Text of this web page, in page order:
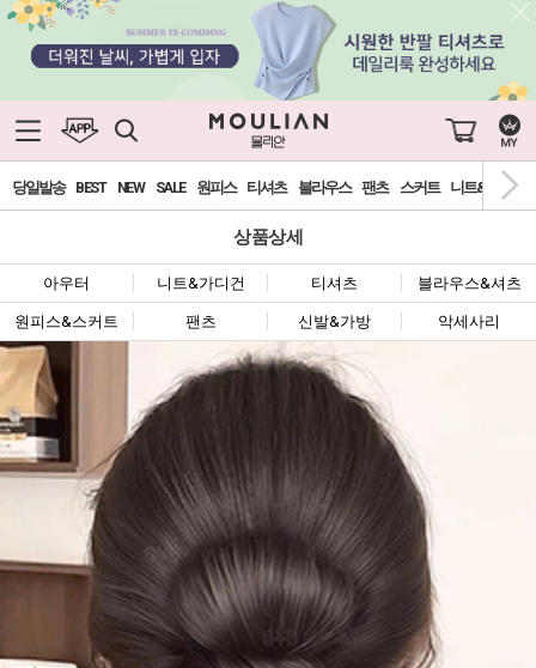
당일발송 BEST NEW SALE 원피스 티셔츠 블라우스 팬츠 스커트 니트&가디건
상품상세
아우터 니트&가디건 티셔츠 블라우스&셔츠
원피스&스커트 팬츠 신발&가방 악세사리